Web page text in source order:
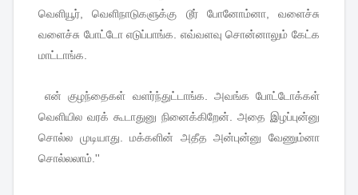
வெளியூர் ,வெளிநாடுகளுக்கு டூர் போனோம்னா, வளைச்சு
வளைச்சு போட்டோ எடுப்பாங்க எவ்வளவு சொன்னாலும் கேட்க
மாட்டாங்க
என் குழந்தைகள் வளர்ந்துட்டாங்க அவங்க போட்டோக்கள்
வெளியில வரக் கூடாதுனு நினைக்கிறேன் அதை இழப்புன்னு
சொல்ல முடியாது .மக்களின் அதீத அன்புன்னு
வேணும்னா
சொல்லலாம் .''